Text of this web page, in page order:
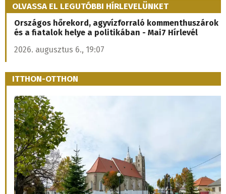
OLVASSA EL LEGUTÓBBI HÍRLEVELÜNKET
Országos hőrekord, agyvízforraló kommenthuszárok
és a fiatalok helye a politikában - Mai7 Hírlevél
2026. augusztus 6., 19:07
ITTHON-OTTHON